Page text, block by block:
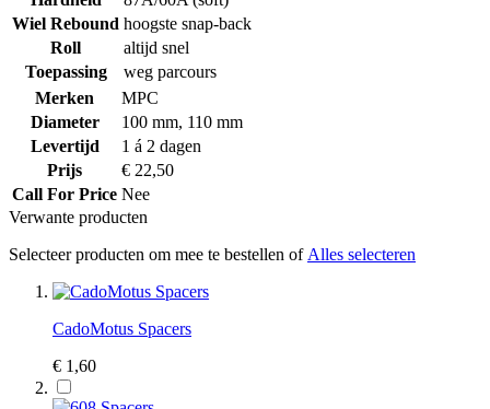
Wiel Rebound hoogste snap-back
Roll
altijd snel
Toepassing
weg parcours
Merken
MPC
Diameter
100 mm, 110 mm
Levertijd
1 á 2 dagen
Prijs
€ 22,50
Call For Price Nee
Verwante producten
Selecteer producten om mee te bestellen of Alles selecteren
CadoMotus Spacers
€ 1,60